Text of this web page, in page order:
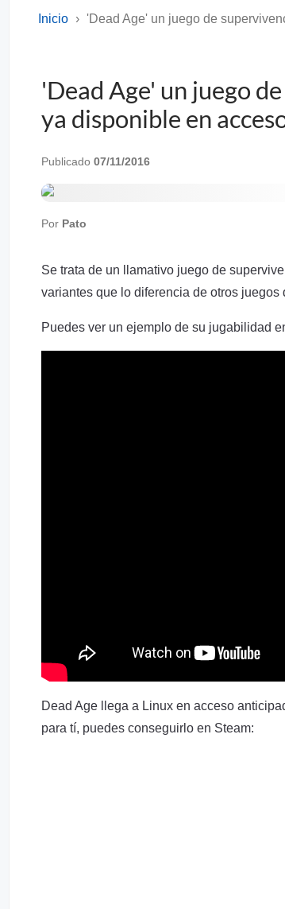
Inicio 'Dead Age' un juego de
'Dead Age' un juego
ya disponible en
Publicado 07/11/2016
Por Pato
Se trata de un llamativo juego de
variantes que lo diferencia de otros juegos
Puedes ver un ejemplo de su jugabilidad
Dead Age llega a Linux en acceso
para tí, puedes conseguirlo en Steam: